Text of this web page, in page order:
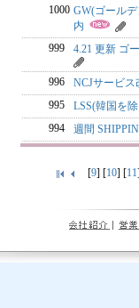
1000 GW(ゴール
内
999
4.21 更新 ゴ
996
NCJサービ
995
LSS(韓国を
994
週間
[9] [10] [11